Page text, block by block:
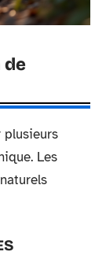
de
plusieurs
Les